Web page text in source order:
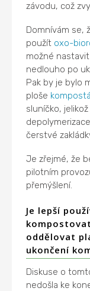
závodu, což
Domnívám se,
použít oxo-
možné
nedlouho po
Pak by je bylo
ploše
sluníčko,
čerstvé
Je zřejmé, že
pilotním
přemýšlení.
Je lepší
oddělovat
ukončení
Diskuse o
nedošla ke